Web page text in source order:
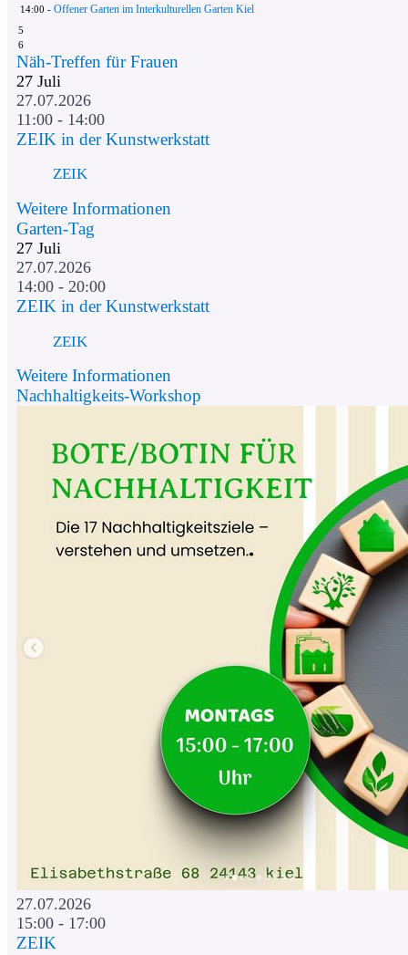
14:00 - Offener Garten im Interkulturellen Garten Kiel
5
6
Näh-Treffen für Frauen
27 Juli
27.07.2026
11:00 - 14:00
ZEIK in der Kunstwerkstatt
ZEIK
Weitere Informationen
Garten-Tag
27 Juli
27.07.2026
14:00 - 20:00
ZEIK in der Kunstwerkstatt
ZEIK
Weitere Informationen
Nachhaltigkeits-Workshop
27.07.2026
15:00 - 17:00
ZEIK